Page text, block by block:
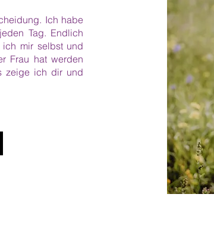
Ich habe
Tag. Endlich
mir selbst und
Frau hat werden
zeige ich dir und